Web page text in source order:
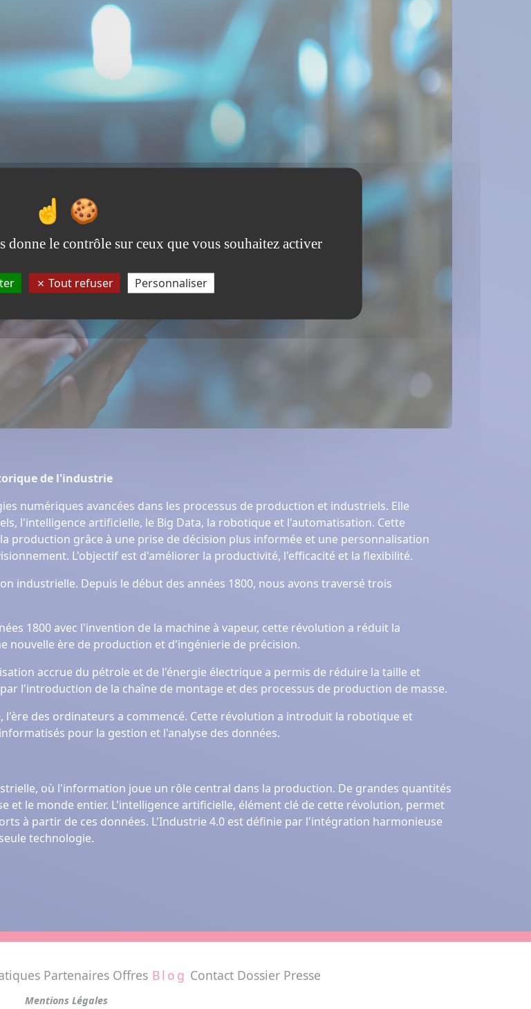
de l'industrie
numériques avancées dans les processus de production et industriels. Elle
l'intelligence artificielle, le Big Data, la robotique et l'automatisation. Cette
production grâce à une prise de décision plus informée et une personnalisation
L'objectif est d'améliorer la productivité, l'efficacité et la flexibilité.
industrielle. Depuis le début des années 1800, nous avons traversé trois
1800 avec l'invention de la machine à vapeur, cette révolution a réduit la
nouvelle ère de production et d'ingénierie de précision.
accrue du pétrole et de l'énergie électrique a permis de réduire la taille et
l'introduction de la chaîne de montage et des processus de production de masse.
l'ère des ordinateurs a commencé. Cette révolution a introduit la robotique et
pour la gestion et l'analyse des données.
où l'information joue un rôle central dans la production. De grandes quantités
et le monde entier. L'intelligence artificielle, élément clé de cette révolution, permet
à partir de ces données. L'Industrie 4.0 est définie par l'intégration harmonieuse
technologie.
Partenaires Offres Blog Contact Dossier Presse
Mentions Légales
donne le contrôle sur ceux que vous souhaitez activer
Tout refuser Personnaliser